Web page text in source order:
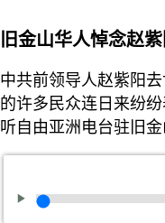
旧金山华人悼念赵
中共前领导人赵紫阳
的许多民众连日来纷
听自由亚洲电台驻旧金